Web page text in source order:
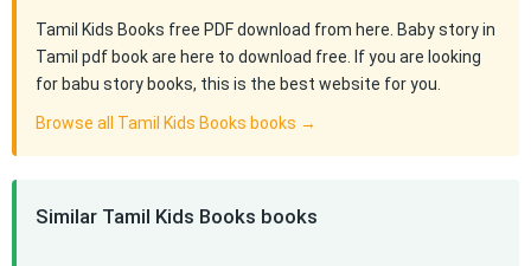
Tamil Kids Books free PDF download from here. Baby story in
Tamil pdf book are here to download free. If you are looking
for babu story books, this is the best website for you.
Browse all Tamil Kids Books books →
Similar Tamil Kids Books books